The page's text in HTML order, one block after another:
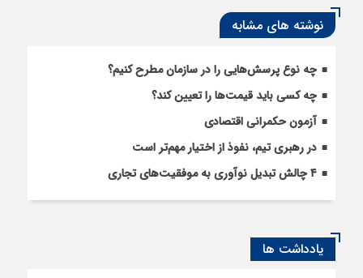
نوشته های مشابه
چه نوع پرسش‌هایی را در سازمان مطرح کنیم؟
چه کسی باید قیمت‌ها را تعیین کند؟
آزمون حکمرانی اقتصادی
در رهبری تیم، نفوذ از اختیار مهم‌تر است
۴ چالش تبدیل نوآوری به موفقیت‌های تجاری
یادداشت ها